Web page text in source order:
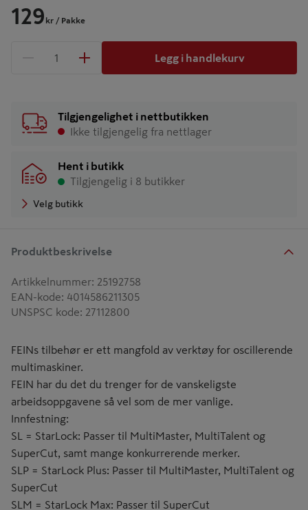
129 kr / Pakke
1 produkter
Legg i handlekurv
Tilgjengelighet i nettbutikken
Ikke tilgjengelig fra nettlager
Hent i butikk
Tilgjengelig i 8 butikker
Velg butikk
Produktbeskrivelse
Artikkelnummer: 25192758
EAN-kode: 4014586211305
UNSPSC kode: 27112800
FEINs tilbehør er ett mangfold av verktøy for oscillerende
multimaskiner.
FEIN har du det du trenger for de vanskeligste
arbeidsoppgavene så vel som de mer vanlige.
Innfestning:
SL = StarLock: Passer til MultiMaster, MultiTalent og
SuperCut, samt mange konkurrerende merker.
SLP = StarLock Plus: Passer til MultiMaster, MultiTalent og
SuperCut
SLM = StarLock Max: Passer til SuperCut